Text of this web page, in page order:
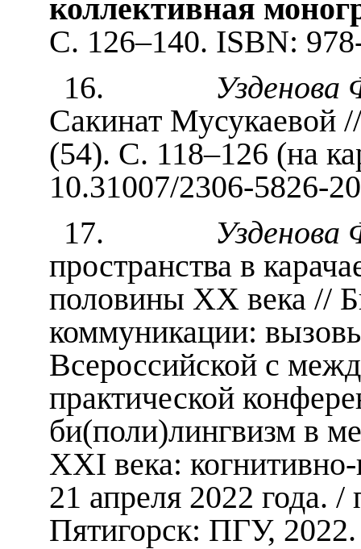
коллективная
С. 126–140. ISBN:
16.
Узденова
Сакинат
(54). С. 118–126 (на
10.31007/2306-5826-
17.
Узденова
пространства в
половины XX века //
коммуникации:
Всероссийской с
практической
би(поли)лингвизм в
XXI века:
21 апреля 2022 года.
Пятигорск: ПГУ,